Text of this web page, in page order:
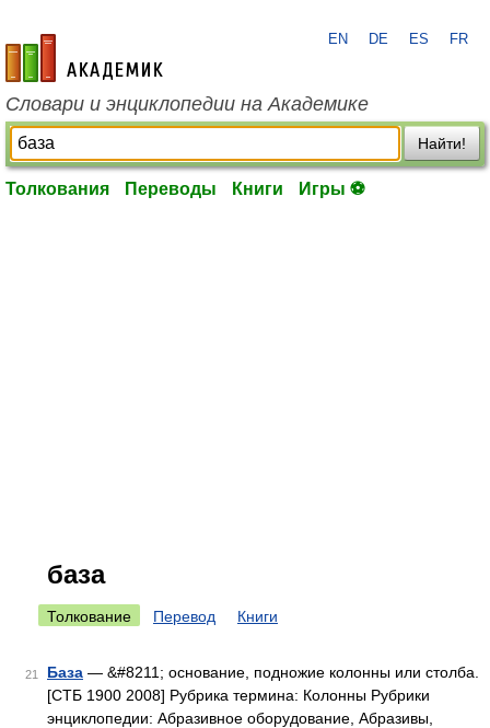
academic.ru
EN DE ES FR
Словари и энциклопедии на Академике
Найти!
Толкования Переводы Книги Игры ⚽
база
Толкование Перевод Книги
21 База — &#8211; основание, подножие колонны или столба.
[СТБ 1900 2008] Рубрика термина: Колонны Рубрики
энциклопедии: Абразивное оборудование, Абразивы,